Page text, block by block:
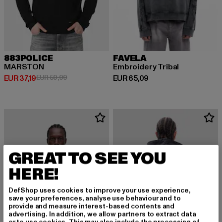
883POLICE
MARSTON
EUR 37,19
Derzeitiger Preis: EUR 37,19
EUR 59,99Aktionspreis: EUR 59,99
FAVELA
Embroidery Tribal
EUR 65,09
Derzeitiger Preis: EUR 65,09
GREAT TO SEE YOU
HERE!
DefShop uses cookies to improve your use experience,
save your preferences, analyse use behaviour and to
provide and measure interest-based contents and
advertising. In addition, we allow partners to extract data